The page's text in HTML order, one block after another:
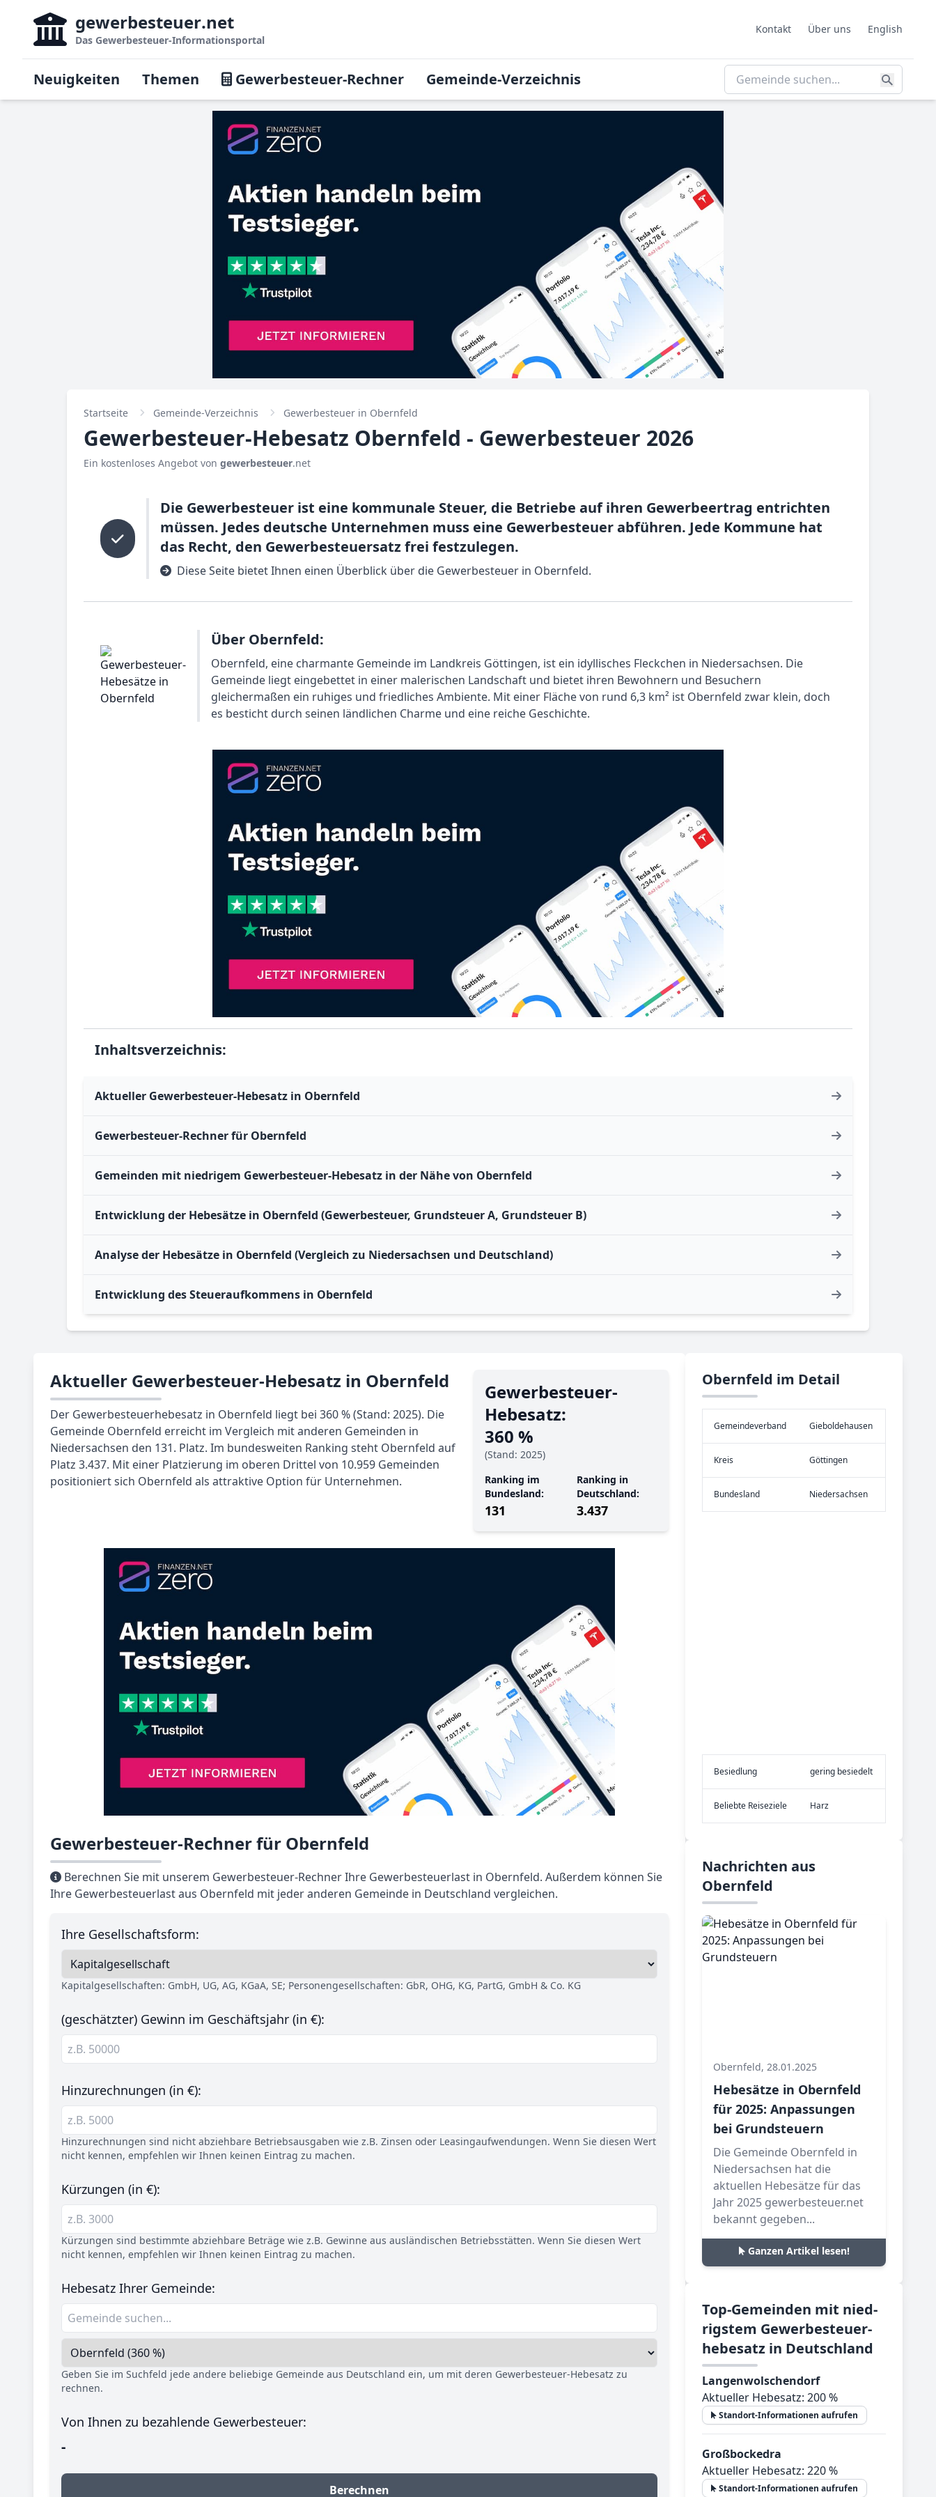
gewerbesteuer.net
Das Gewerbesteuer-Informationsportal
Kontakt Über uns English
Neuigkeiten Themen Gewerbesteuer-Rechner Gemeinde-Verzeichnis
Startseite Gemeinde-Verzeichnis Gewerbesteuer in Obernfeld
Gewerbesteuer-Hebesatz Obernfeld - Gewerbesteuer 2026
Ein kostenloses Angebot von gewerbesteuer.net
Die Gewerbesteuer ist eine kommunale Steuer, die Betriebe auf ihren Gewerbeertrag entrichten
müssen. Jedes deutsche Unternehmen muss eine Gewerbesteuer abführen. Jede Kommune hat
das Recht, den Gewerbesteuersatz frei festzulegen.
Diese Seite bietet Ihnen einen Überblick über die Gewerbesteuer in Obernfeld.
Über Obernfeld:
Obernfeld, eine charmante Gemeinde im Landkreis Göttingen, ist ein idyllisches Fleckchen in Niedersachsen. Die
Gemeinde liegt eingebettet in einer malerischen Landschaft und bietet ihren Bewohnern und Besuchern
gleichermaßen ein ruhiges und friedliches Ambiente. Mit einer Fläche von rund 6,3 km² ist Obernfeld zwar klein, doch
es besticht durch seinen ländlichen Charme und eine reiche Geschichte.
Inhaltsverzeichnis:
Aktueller Gewerbesteuer-Hebesatz in Obernfeld
Gewerbesteuer-Rechner für Obernfeld
Gemeinden mit niedrigem Gewerbesteuer-Hebesatz in der Nähe von Obernfeld
Entwicklung der Hebesätze in Obernfeld (Gewerbesteuer, Grundsteuer A, Grundsteuer B)
Analyse der Hebesätze in Obernfeld (Vergleich zu Niedersachsen und Deutschland)
Entwicklung des Steueraufkommens in Obernfeld
Aktueller Gewerbesteuer-Hebesatz in Obernfeld
Der Gewerbesteuerhebesatz in Obernfeld liegt bei 360 % (Stand: 2025). Die
Gemeinde Obernfeld erreicht im Vergleich mit anderen Gemeinden in
Niedersachsen den 131. Platz. Im bundesweiten Ranking steht Obernfeld auf
Platz 3.437. Mit einer Platzierung im oberen Drittel von 10.959 Gemeinden
positioniert sich Obernfeld als attraktive Option für Unternehmen.
Gewerbe­steuer-
Hebe­satz:
360 %
(Stand: 2025)
Ranking im
Bundesland:
131
Ranking in
Deutschland:
3.437
Gewerbesteuer-Rechner für Obernfeld
Berechnen Sie mit unserem Gewerbesteuer-Rechner Ihre Gewerbesteuerlast in Obernfeld. Außerdem können Sie
Ihre Gewerbesteuerlast aus Obernfeld mit jeder anderen Gemeinde in Deutschland vergleichen.
Ihre Gesellschaftsform:
Kapitalgesellschaften: GmbH, UG, AG, KGaA, SE; Personengesellschaften: GbR, OHG, KG, PartG, GmbH & Co. KG
(geschätzter) Gewinn im Geschäftsjahr (in €):
Hinzurechnungen (in €):
Hinzurechnungen sind nicht abziehbare Betriebsausgaben wie z.B. Zinsen oder Leasingaufwendungen. Wenn Sie diesen Wert
nicht kennen, empfehlen wir Ihnen keinen Eintrag zu machen.
Kürzungen (in €):
Kürzungen sind bestimmte abziehbare Beträge wie z.B. Gewinne aus ausländischen Betriebsstätten. Wenn Sie diesen Wert
nicht kennen, empfehlen wir Ihnen keinen Eintrag zu machen.
Hebesatz Ihrer Gemeinde:
Geben Sie im Suchfeld jede andere beliebige Gemeinde aus Deutschland ein, um mit deren Gewerbesteuer-Hebesatz zu
rechnen.
Von Ihnen zu bezahlende Gewerbesteuer:
-
Berechnen
Obernfeld im Detail
Gemeinde­verband Gieboldehausen
Kreis Göttingen
Bundes­land Niedersachsen
Be­sied­lung gering besiedelt
Be­lieb­te Rei­se­zie­le Harz
Nachrichten aus
Obernfeld
Obernfeld, 28.01.2025
Hebesätze in Obernfeld
für 2025: Anpassungen
bei Grundsteuern
Die Gemeinde Obernfeld in
Niedersachsen hat die
aktuellen Hebesätze für das
Jahr 2025 gewerbesteuer.net
bekannt gegeben...
Ganzen Artikel lesen!
Top-­Ge­mein­den mit nied­
rig­stem Ge­wer­be­steu­er­
he­be­satz in Deutsch­land
Langenwolschendorf
Aktueller Hebesatz: 200 %
Standort-Informationen aufrufen
Großbockedra
Aktueller Hebesatz: 220 %
Standort-Informationen aufrufen